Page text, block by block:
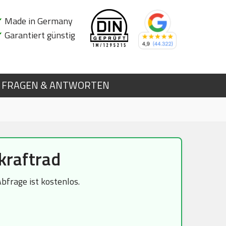
Made in Germany
Garantiert günstig
FRAGEN & ANTWORTEN
ist kostenlos.